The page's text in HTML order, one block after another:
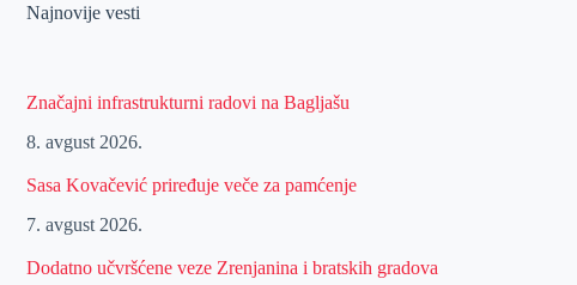
Najnovije vesti
Značajni infrastrukturni radovi na Bagljašu
8. avgust 2026.
Sasa Kovačević priređuje veče za pamćenje
7. avgust 2026.
Dodatno učvršćene veze Zrenjanina i bratskih gradova